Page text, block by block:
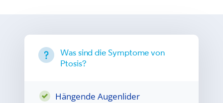
Was sind die Symptome von
Ptosis?
Hängende Augenlider